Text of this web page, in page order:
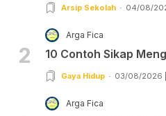
Arsip Sekolah 04/08/
2
Arga Fica
10 Contoh Sikap
Gaya Hidup 03/08/2026
Arga Fica